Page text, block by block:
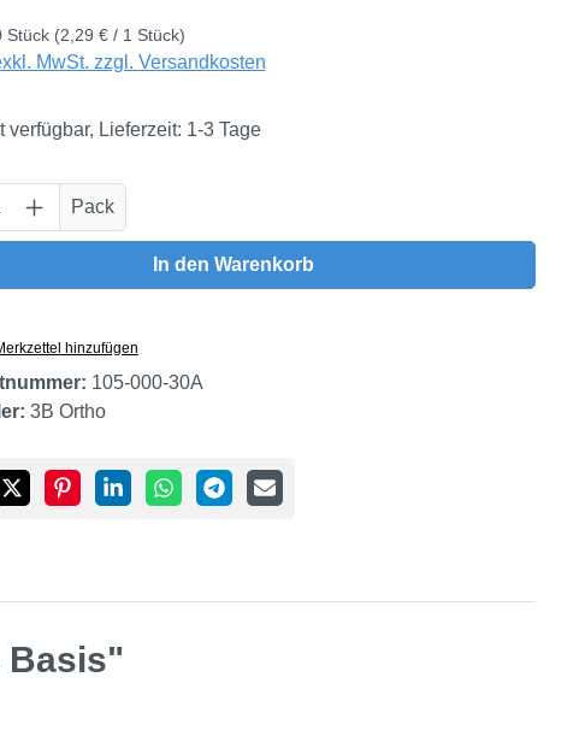
Stück (2,29 € / 1 Stück)
MwSt. zzgl. Versandkosten
verfügbar, Lieferzeit: 1-3 Tage
Anzahl: Gib den gewünschten Wert ein
Pack
In den Warenkorb
hinzufügen
105-000-30A
3B Ortho
Basis"